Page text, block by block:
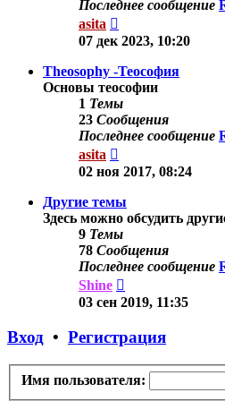
Последнее сообщение
asita
к
сообщению
07 дек 2023, 10:20
Theosophy -Теософия
Основы теософии
1 Темы
23 Сообщения
Последнее сообщение
asita
к
сообщению
02 ноя 2017, 08:24
Другие темы
Здесь можно обсудить
9 Темы
78 Сообщения
Последнее сообщение
Shine
к
03 сен 2019, 11:35
Вход • Регистрация
Имя пользователя: